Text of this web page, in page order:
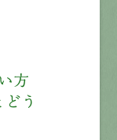
方
う